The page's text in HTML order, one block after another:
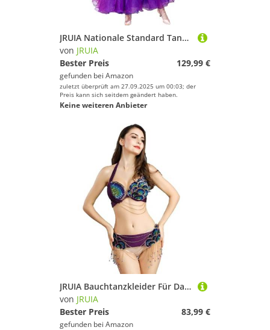
JRUIA Nationale Standard Tanzwettbewerbskleider Professionelle Ballsaal Tanzkleidung Für Frauen Langarm Walzer Leistung Kostüm Mit Strasssteinen Großer Swing Rock,Lila,L
von JRUIA
Bester Preis
129,99 €
gefunden bei Amazon
zuletzt überprüft am 27.09.2025 um 00:03; der
Preis kann sich seitdem geändert haben.
Keine weiteren Anbieter
JRUIA Bauchtanzkleider Für Damen Rave Festival Karneval Leistung Tanzoutfits Für Erwachsene Top BH Und Gürtel 2-Teilig,Lila,L
von JRUIA
Bester Preis
83,99 €
gefunden bei Amazon